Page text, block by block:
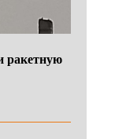
ракетную